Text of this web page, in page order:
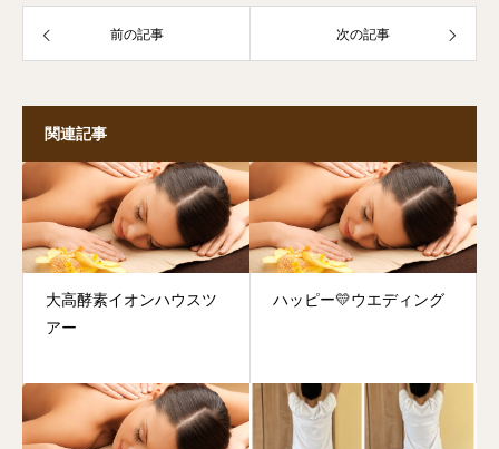
前の記事 次の記事
関連記事
大高酵素イオンハウスツ
アー
ハッピー💛ウエディング